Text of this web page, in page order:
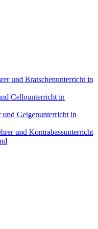
und Bratschenunterricht in
Cellounterricht in
und Geigenunterricht in
und Kontrabassunterricht